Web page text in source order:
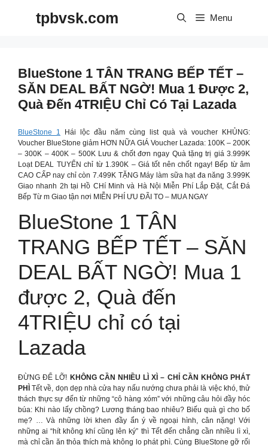
tpbvsk.com Menu
BlueStone 1 TÂN TRANG BẾP TẾT –
SĂN DEAL BẤT NGỜ! Mua 1 Được 2,
Quà Đến 4TRIỆU Chỉ Có Tại Lazada
BlueStone 1 Hái lộc đầu năm cùng list quà và voucher KHỦNG:
Voucher BlueStone giảm HƠN NỮA GIÁ Voucher Lazada: 100K – 200K
– 300K – 400K – 500K Lưu & chốt đơn ngay Quà tặng trị giá 3.999K
Loạt DEAL TUYỂN chỉ từ 1.390K – Giá tốt nên chốt ngay! Bếp từ âm
CAO CẤP nay chỉ còn 7.499K TẶNG Máy làm sữa hạt đa năng 3.999K
Giao nhanh 2h tại Hồ CHí Minh và Hà Nội Miễn Phí Lắp Đặt, Cắt Đá
Bếp Từ m Giao tận nơi MIỄN PHÍ ƯU ĐÃI TO – MUA NGAY
BlueStone 1 TÂN
TRANG BẾP TẾT – SĂN
DEAL BẤT NGỜ! Mua 1
được 2, Quà đến
4TRIỆU chỉ có tại
Lazada
ĐỪNG ĐỂ LỠ! KHÔNG CẦN NHIỀU LÌ XÌ – CHỈ CẦN KHÔNG PHÁT
PHÌ Tết về, dọn dẹp nhà cửa hay nấu nướng chưa phải là việc khó, thử
thách thực sự đến từ những “cô hàng xóm” với những câu hỏi đầy hóc
búa: Khi nào lấy chồng? Lương tháng bao nhiêu? Biếu quà gì cho bố
mẹ? … Và những lời khen đầy ẩn ý về ngoại hình, cân nặng! Với
những ai “hít không khí cũng lên ký” thì Tết đến chẳng cần nhiều lì xì,
mà chỉ cần ăn thỏa thích mà không lo phát phì. Cùng BlueStone gỡ rối